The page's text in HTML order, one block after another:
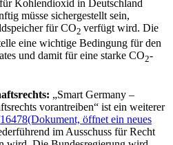
Kohlendioxid in Deutschland
müsse sichergestellt sein,
für CO2 verfügt wird. Die
eine wichtige Bedingung für den
und damit für eine starke CO2-
„Smart Germany –
vorantreiben“ ist ein weiterer
(Dokument, öffnet ein neues
im Ausschuss für Recht